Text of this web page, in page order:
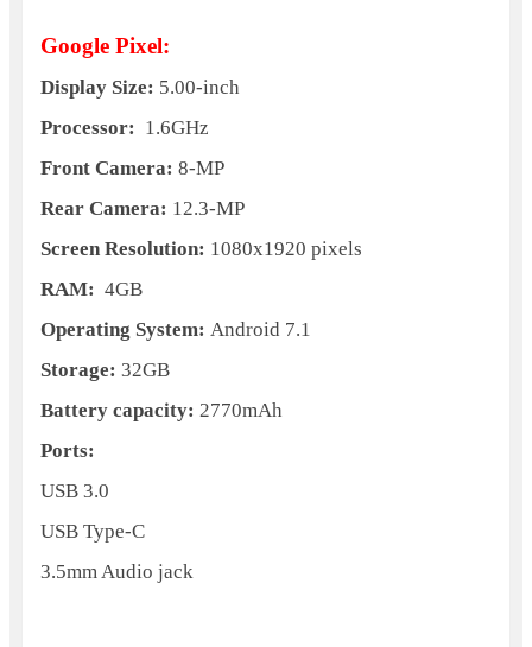
Google Pixel:
Display Size: 5.00-inch
Processor: 1.6GHz
Front Camera: 8-MP
Rear Camera: 12.3-MP
Screen Resolution: 1080x1920 pixels
RAM: 4GB
Operating System: Android 7.1
Storage: 32GB
Battery capacity: 2770mAh
Ports:
USB 3.0
USB Type-C
3.5mm Audio jack